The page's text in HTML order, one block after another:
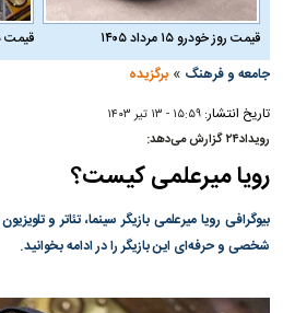
قیمت روز خودرو ۱۵ مرداد ۱۴۰۵
قیمت
جامعه و فرهنگ »برگزیده
تاریخ انتشار:۱۵:۵۹ - ۱۳ تير ۱۴۰۳
رویداد۲۴ گزارش می‌دهد:
رویا میرعلمی کیست؟
بیوگرافی رویا میرعلمی بازیگر سینما، تئاتر و
شخصی و حرفه‌ای این بازیگر را در ادامه بخوانید.